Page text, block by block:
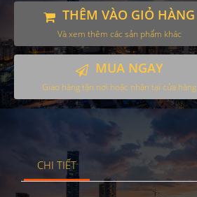
THÊM VÀO GIỎ HÀNG
Và xem thêm các sản phẩm khác
MUA NGAY
Giao hàng tận nơi hoặc nhận tại cửa hàng
CHI TIẾT